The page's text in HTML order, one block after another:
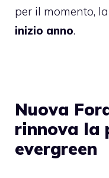
per il momento, la
inizio anno.
Nuova
rinnova la
evergreen